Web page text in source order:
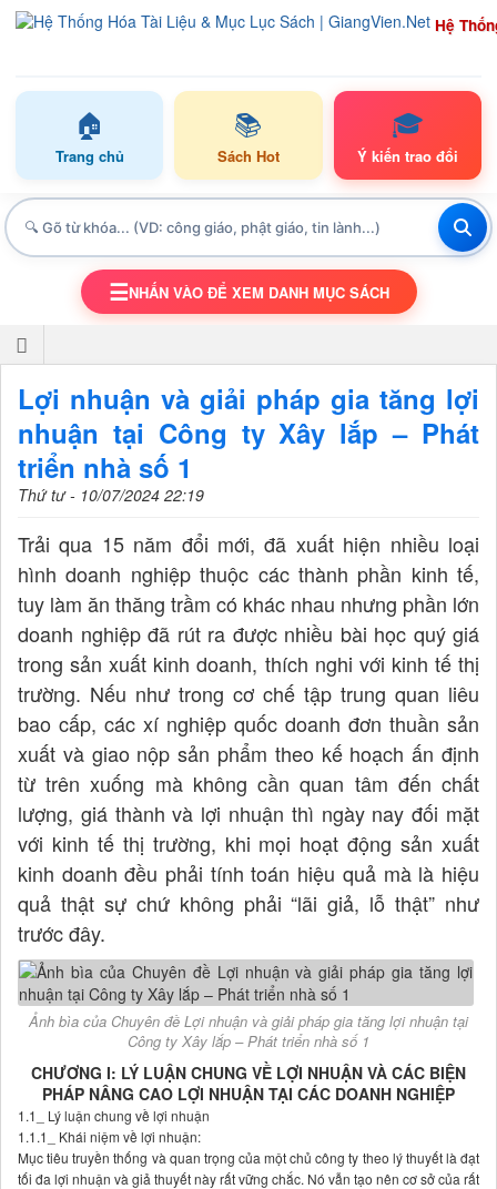
Hệ
🏠
Trang chủ
📚
Sách Hot
🎓
Ý kiến trao đổi
TOGGLE NAVIGATION
☰NHẤN VÀO ĐỂ XEM DANH MỤC SÁCH
Lợi nhuận và giải pháp gia tăng lợi
nhuận tại Công ty Xây lắp – Phát
triển nhà số 1
Thứ tư - 10/07/2024 22:19
Trải qua 15 năm đổi mới, đã xuất hiện nhiều loại
hình doanh nghiệp thuộc các thành phần kinh tế,
tuy làm ăn thăng trầm có khác nhau nhưng phần lớn
doanh nghiệp đã rút ra được nhiều bài học quý giá
trong sản xuất kinh doanh, thích nghi với kinh tế thị
trường. Nếu như trong cơ chế tập trung quan liêu
bao cấp, các xí nghiệp quốc doanh đơn thuần sản
xuất và giao nộp sản phẩm theo kế hoạch ấn định
từ trên xuống mà không cần quan tâm đến chất
lượng, giá thành và lợi nhuận thì ngày nay đối mặt
với kinh tế thị trường, khi mọi hoạt động sản xuất
kinh doanh đều phải tính toán hiệu quả mà là hiệu
quả thật sự chứ không phải “lãi giả, lỗ thật” như
trước đây.
Ảnh bìa của Chuyên đề Lợi nhuận và giải pháp gia tăng lợi nhuận tại
Công ty Xây lắp – Phát triển nhà số 1
CHƯƠNG I: LÝ LUẬN CHUNG VỀ LỢI NHUẬN VÀ CÁC BIỆN
PHÁP NÂNG CAO LỢI NHUẬN TẠI CÁC DOANH NGHIỆP
1.1_ Lý luận chung về lợi nhuận
1.1.1_ Khái niệm về lợi nhuận:
Mục tiêu truyền thống và quan trọng của một chủ công ty theo lý thuyết là đạt
tối đa lợi nhuận và giả thuyết này rất vững chắc. Nó vẫn tạo nên cơ sở của rất